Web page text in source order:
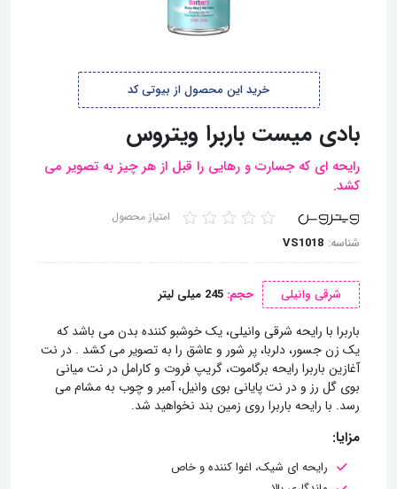
خرید این محصول از بیوتی کد
بادی میست باربرا ویتروس
رایحه ای که جسارت و رهایی را قبل از هر چیز به تصویر می
کشد.
امتیاز محصول
شناسه: VS1018
شرقی وانیلی حجم: 245 میلی لیتر
باربرا با رایحه‌ شرقی وانیلی، یک خوشبو کننده بدن می باشد که
یک زن جسور، دلربا، پر شور و عاشق را به تصویر می کشد . در نت
آغازین باربرا رایحه برگاموت، گریپ فروت و کارامل در نت میانی
بوی گل رز و در نت پایانی بوی وانیل، آمبر و چوب به مشام می
رسد. با رایحه باربرا روی زمین بند نخواهید شد.
مزایا:
رایحه ای شیک، اغوا کننده و خاص